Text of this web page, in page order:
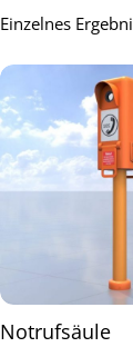
Einzelnes
Notrufsäule